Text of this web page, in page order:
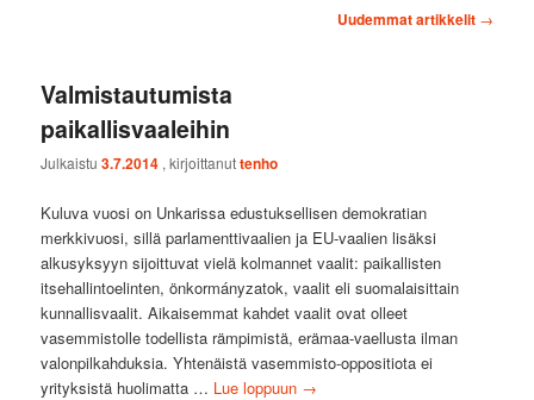
Uudemmat artikkelit →
Valmistautumista
paikallisvaaleihin
Julkaistu3.7.2014 , kirjoittanuttenho
Kuluva vuosi on Unkarissa edustuksellisen demokratian
merkkivuosi, sillä parlamenttivaalien ja EU-vaalien lisäksi
alkusyksyyn sijoittuvat vielä kolmannet vaalit: paikallisten
itsehallintoelinten, önkormányzatok, vaalit eli suomalaisittain
kunnallisvaalit. Aikaisemmat kahdet vaalit ovat olleet
vasemmistolle todellista rämpimistä, erämaa-vaellusta ilman
valonpilkahduksia. Yhtenäistä vasemmisto-oppositiota ei
yrityksistä huolimatta … Lue loppuun →